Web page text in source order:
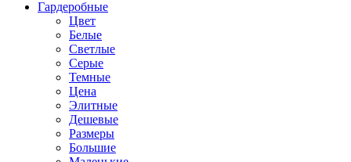
Гардеробные
Цвет
Белые
Светлые
Серые
Темные
Цена
Элитные
Дешевые
Размеры
Большие